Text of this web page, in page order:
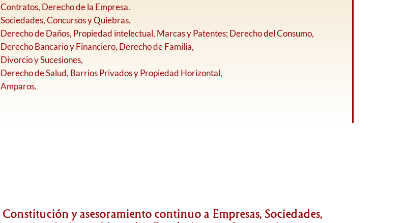
Contratos, Derecho de la Empresa.
Sociedades, Concursos y Quiebras.
Derecho de Daños, Propiedad intelectual, Marcas y Patentes; Derecho del Consumo,
Derecho Bancario y Financiero, Derecho de Familia,
Divorcio y Sucesiones,
Derecho de Salud, Barrios Privados y Propiedad Horizontal,
Amparos.
Constitución y asesoramiento continuo a Empresas, Sociedades,